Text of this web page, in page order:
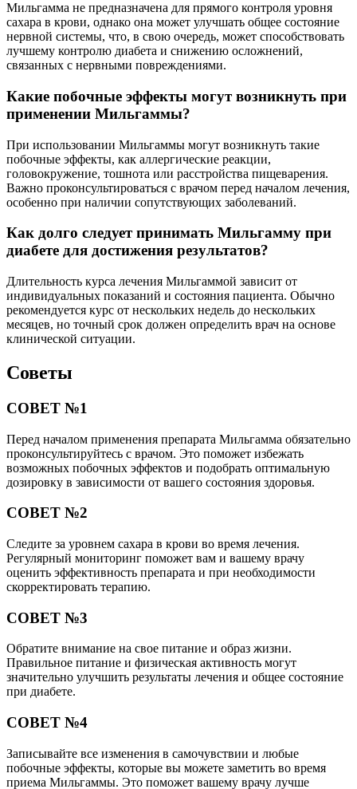
Мильгамма не предназначена для прямого контроля уровня
сахара в крови, однако она может улучшать общее состояние
нервной системы, что, в свою очередь, может способствовать
лучшему контролю диабета и снижению осложнений,
связанных с нервными повреждениями.
Какие побочные эффекты могут возникнуть при
применении Мильгаммы?
При использовании Мильгаммы могут возникнуть такие
побочные эффекты, как аллергические реакции,
головокружение, тошнота или расстройства пищеварения.
Важно проконсультироваться с врачом перед началом лечения,
особенно при наличии сопутствующих заболеваний.
Как долго следует принимать Мильгамму при
диабете для достижения результатов?
Длительность курса лечения Мильгаммой зависит от
индивидуальных показаний и состояния пациента. Обычно
рекомендуется курс от нескольких недель до нескольких
месяцев, но точный срок должен определить врач на основе
клинической ситуации.
Советы
СОВЕТ №1
Перед началом применения препарата Мильгамма обязательно
проконсультируйтесь с врачом. Это поможет избежать
возможных побочных эффектов и подобрать оптимальную
дозировку в зависимости от вашего состояния здоровья.
СОВЕТ №2
Следите за уровнем сахара в крови во время лечения.
Регулярный мониторинг поможет вам и вашему врачу
оценить эффективность препарата и при необходимости
скорректировать терапию.
СОВЕТ №3
Обратите внимание на свое питание и образ жизни.
Правильное питание и физическая активность могут
значительно улучшить результаты лечения и общее состояние
при диабете.
СОВЕТ №4
Записывайте все изменения в самочувствии и любые
побочные эффекты, которые вы можете заметить во время
приема Мильгаммы. Это поможет вашему врачу лучше